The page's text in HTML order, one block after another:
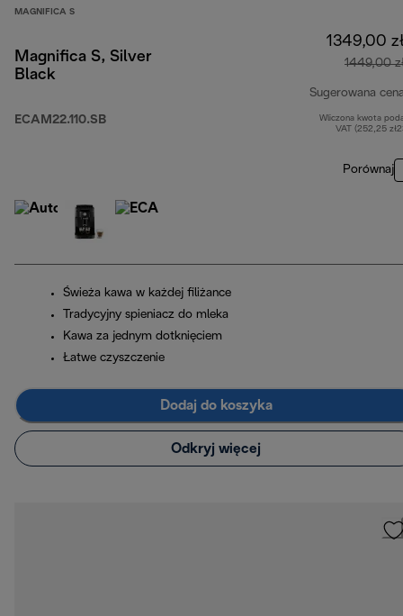
MAGNIFICA S
Magnifica S, Silver
Black
ECAM22.110.SB
1349,00
1449,00
Sugerowana
Wliczona kwota
VAT (252,25
Porównaj
Świeża kawa w każdej filiżance
Tradycyjny spieniacz do mleka
Kawa za jednym dotknięciem
Łatwe czyszczenie
Dodaj do koszyka
Odkryj więcej